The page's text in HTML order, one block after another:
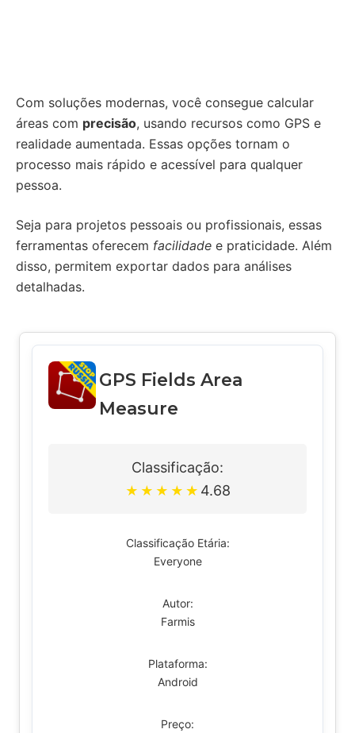
Com soluções modernas, você consegue calcular
áreas com precisão, usando recursos como GPS e
realidade aumentada. Essas opções tornam o
processo mais rápido e acessível para qualquer
pessoa.
Seja para projetos pessoais ou profissionais, essas
ferramentas oferecem facilidade e praticidade. Além
disso, permitem exportar dados para análises
detalhadas.
GPS Fields Area
Measure
Classificação:
★ ★ ★ ★ ★ 4.68
Classificação Etária:
Everyone
Autor:
Farmis
Plataforma:
Android
Preço: